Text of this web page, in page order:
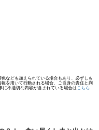
なども加えられている場合もあり、必ずしも
を用いて行動される場合、ご自身の責任と判
に不適切な内容が含まれている場合は こちら